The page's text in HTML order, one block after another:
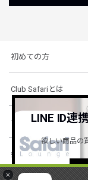
×
初めての方
Club Safariとは
ショッピングガイド
会社概要・規約
LINE ID連
欲しい商品の